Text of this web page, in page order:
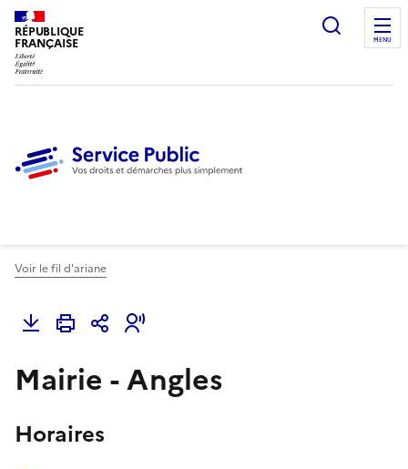
RÉPUBLIQUE
FRANÇAISE
Ouvrir
MENU
Voir le fil d'ariane
Mairie - Angles
Horaires